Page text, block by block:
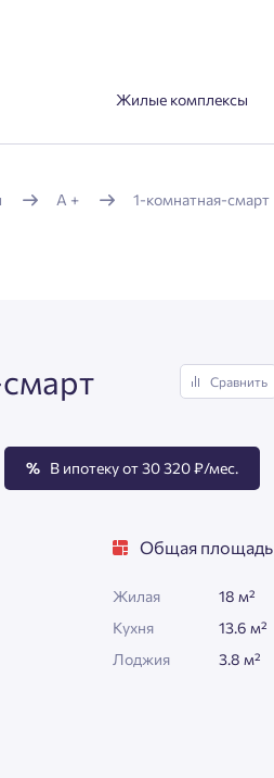
Жилые комплексы
А + 1-комнатная-смарт
Сравнить
% В ипотеку от 30 320 ₽/мес.
Общая площадь
Жилая
18 м²
Кухня
13.6 м²
Лоджия
3.8 м²